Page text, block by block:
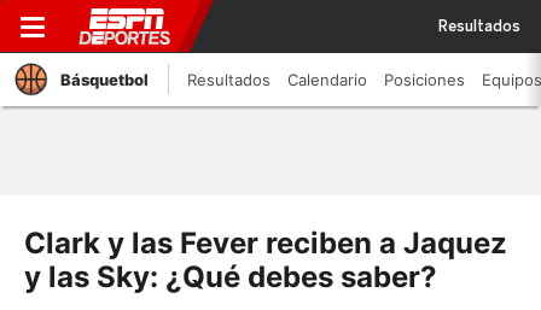
Resultados
Básquetbol Resultados Calendario Posiciones Equipos
Clark y las Fever reciben a Jaquez
y las Sky: ¿Qué debes saber?